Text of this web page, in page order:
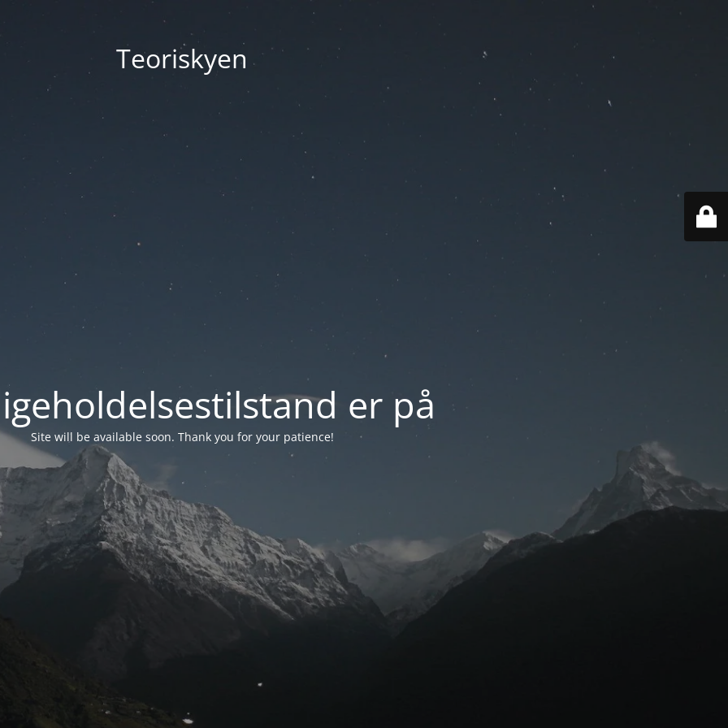
Teoriskyen
er på
Site will be available soon. Thank you for your patience!